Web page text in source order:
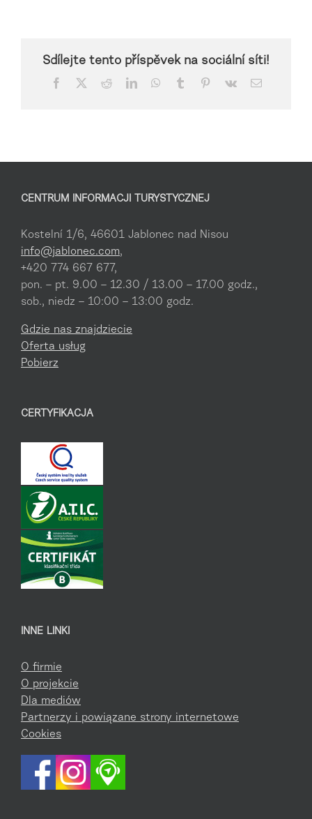
Sdílejte tento příspěvek na sociální síti!
Facebook RedditLinkedInWhatsApp
Tumblr Pinterest
Vk Email
CENTRUM INFORMACJI TURYSTYCZNEJ
Kostelní 1/6, 46601 Jablonec nad Nisou
info@jablonec.com,
+420 774 667 677,
pon. – pt. 9.00 – 12.30 / 13.00 – 17.00 godz.,
sob., niedz – 10:00 – 13:00 godz.
Gdzie nas znajdziecie
Oferta usług
Pobierz
CERTYFIKACJA
INNE LINKI
O firmie
O projekcie
Dla mediów
Partnerzy i powiązane strony internetowe
Cookies